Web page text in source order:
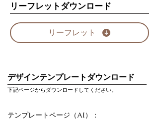
リーフレットダウンロード
リーフレット
デザインテンプレートダウンロード
下記ページからダウンロードしてください。
テンプレートページ（AI）：